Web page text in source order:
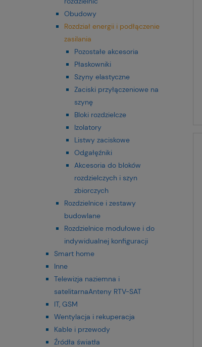
Obudowy
Rozdział energii i podłączenie
zasilania
Pozostałe akcesoria
Płaskowniki
Szyny elastyczne
Zaciski przyłączeniowe na
szynę
Bloki rozdzielcze
Izolatory
Listwy zaciskowe
Odgałęźniki
Akcesoria do bloków
rozdzielczych i szyn
zbiorczych
Rozdzielnice i zestawy
budowlane
Rozdzielnice modułowe i do
indywidualnej konfiguracji
Smart home
Inne
Telewizja naziemna i
satelitarnaAnteny RTV-SAT
IT, GSM
Wentylacja i rekuperacja
Kable i przewody
Źródła światła